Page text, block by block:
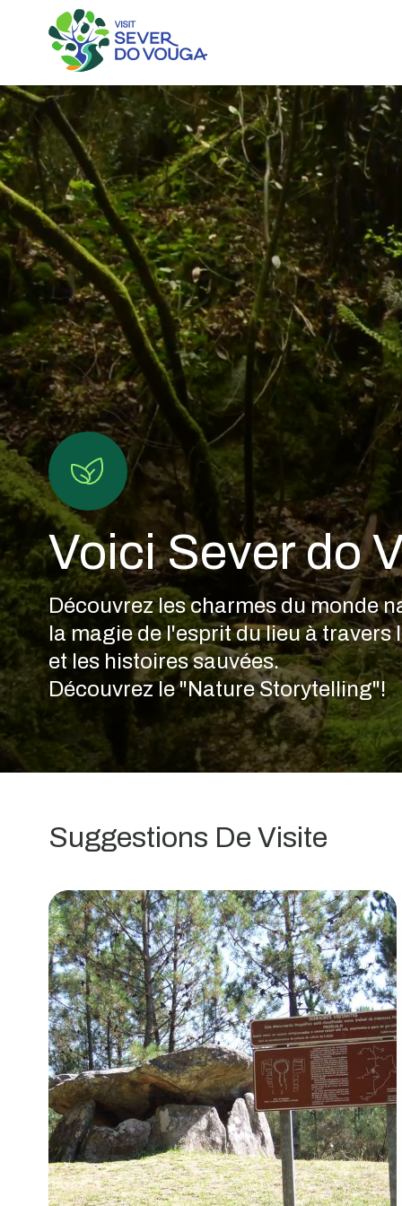
Voici Sever do
Découvrez les charmes du monde
la magie de l'esprit du lieu à travers
et les histoires sauvées.
Découvrez le "Nature Storytelling"!
Suggestions De Visite
Anta
da
Cerqueira
Pedra